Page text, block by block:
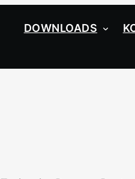
DOWNLOADS